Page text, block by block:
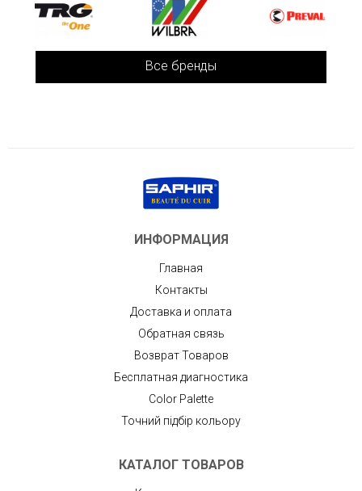
Все бренды
ИНФОРМАЦИЯ
Главная
Контакты
Доставка и оплата
Обратная связь
Возврат Товаров
Бесплатная диагностика
Color Palette
Точний підбір кольору
КАТАЛОГ ТОВАРОВ